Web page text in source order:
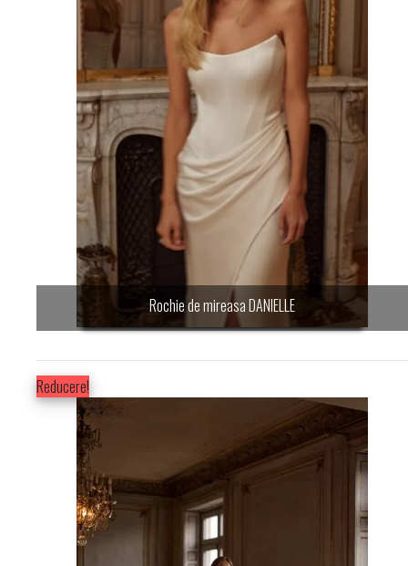
Rochie de mireasa DANIELLE
Reducere!